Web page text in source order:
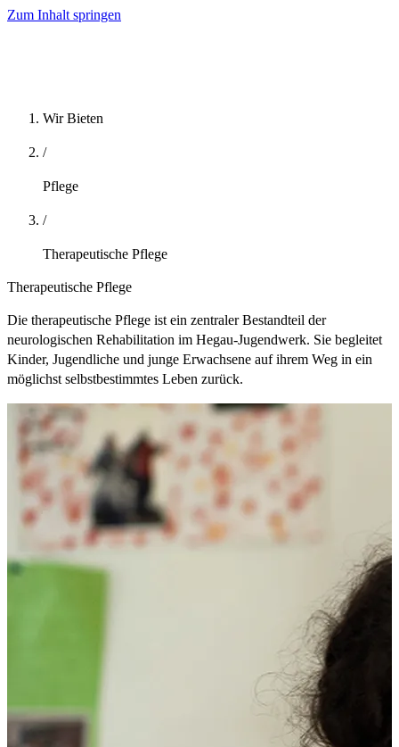
Zum Inhalt springen
Wir Bieten
/
Pflege
/
Therapeutische Pflege
Therapeutische Pflege
Die therapeutische Pflege ist ein zentraler Bestandteil der
neurologischen Rehabilitation im Hegau-Jugendwerk. Sie begleitet
Kinder, Jugendliche und junge Erwachsene auf ihrem Weg in ein
möglichst selbstbestimmtes Leben zurück.